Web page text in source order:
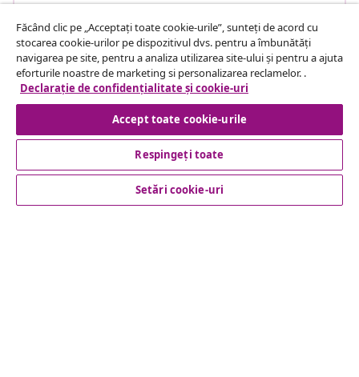
Serviciu clienți
Business
Descoperă mai multe
Făcând clic pe „Acceptați toate cookie-urile”, sunteți de acord cu
stocarea cookie-urilor pe dispozitivul dvs. pentru a îmbunătăți
navigarea pe site, pentru a analiza utilizarea site-ului și pentru a ajuta
eforturile noastre de marketing si personalizarea reclamelor. .
Declarație de confidențialitate și cookie-uri
Accept toate cookie-urile
Respingeți toate
Setări cookie-uri